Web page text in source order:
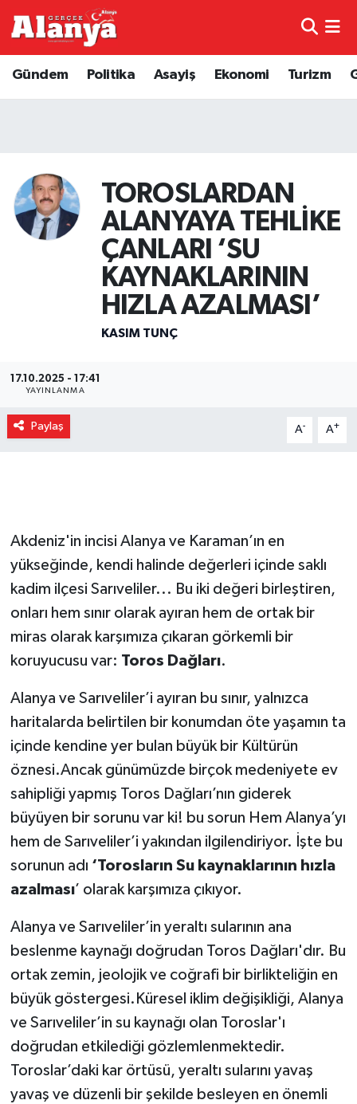
Gündem Politika Asayiş Ekonomi Turizm
TOROSLARDAN
ALANYAYA TEHLİKE
ÇANLARI ‘SU
KAYNAKLARININ
HIZLA AZALMASI’
KASIM TUNÇ
17.10.2025 - 17:41
YAYINLANMA
Paylaş A- A+
Akdeniz'in incisi Alanya ve Karaman’ın en
yükseğinde, kendi halinde değerleri içinde saklı
kadim ilçesi Sarıveliler... Bu iki değeri birleştiren,
onları hem sınır olarak ayıran hem de ortak bir
miras olarak karşımıza çıkaran görkemli bir
koruyucusu var: Toros Dağları.
Alanya ve Sarıveliler’i ayıran bu sınır, yalnızca
haritalarda belirtilen bir konumdan öte yaşamın ta
içinde kendine yer bulan büyük bir Kültürün
öznesi.Ancak günümüzde birçok medeniyete ev
sahipliği yapmış Toros Dağları’nın giderek
büyüyen bir sorunu var ki! bu sorun Hem Alanya’yı
hem de Sarıveliler’i yakından ilgilendiriyor. İşte bu
sorunun adı ‘Torosların Su kaynaklarının hızla
azalması’ olarak karşımıza çıkıyor.
Alanya ve Sarıveliler’in yeraltı sularının ana
beslenme kaynağı doğrudan Toros Dağları'dır. Bu
ortak zemin, jeolojik ve coğrafi bir birlikteliğin en
büyük göstergesi.Küresel iklim değişikliği, Alanya
ve Sarıveliler’in su kaynağı olan Toroslar'ı
doğrudan etkilediği gözlemlenmektedir.
Toroslar’daki kar örtüsü, yeraltı sularını yavaş
yavaş ve düzenli bir şekilde besleyen en önemli
Genel
Bilim ve Teknoloji
Bölge
Gizlilik İlkeleri - Privacy Policy
Güncel
Spor
Turizm
Trafik Durumu
Tüm Manşetler
Son Dakika Haberleri
Haber Arşivi